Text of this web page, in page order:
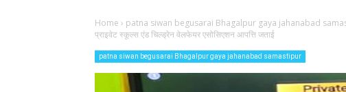
Home › patna siwan begusarai Bhagalpur gaya jahanabad
प्राइवेट स्कूल्स एंड चिल्ड्रेन वेलफेयर एसोसिएशन आपत्ति जताई
patna siwan begusarai Bhagalpur gaya jahanabad samastipur